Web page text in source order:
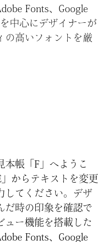
Fonts、Google
中心にデザイナーが
の高いフォントを 厳
本帳 「F」へようこ
」からテキストを変 更
してください。デザ
だ時の 印象 を確認で
ュー機能を搭載 した
Fonts、Google
し
ン系